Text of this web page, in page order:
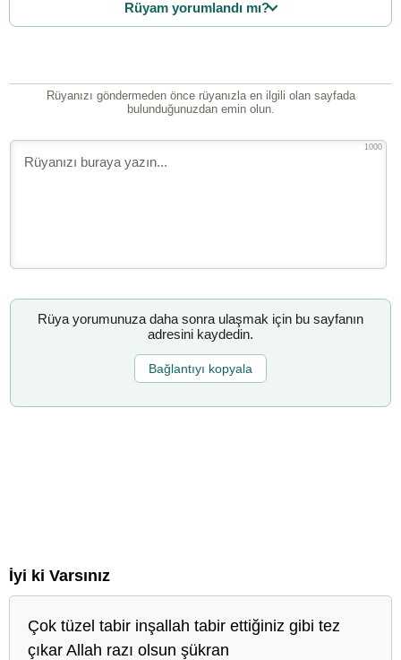
Rüyam yorumlandı mı?
Rüyanızı göndermeden önce rüyanızla en ilgili olan sayfada
bulunduğunuzdan emin olun.
1000
Rüya yorumunuza daha sonra ulaşmak için bu sayfanın
adresini kaydedin.
Bağlantıyı kopyala
İyi ki Varsınız
Çok tüzel tabir inşallah tabir ettiğiniz gibi tez
çıkar Allah razı olsun şükran